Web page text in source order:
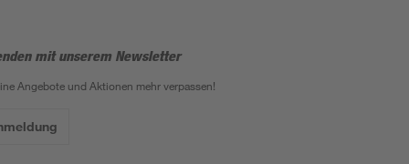
mit unserem Newsletter
Angebote und Aktionen mehr verpassen!